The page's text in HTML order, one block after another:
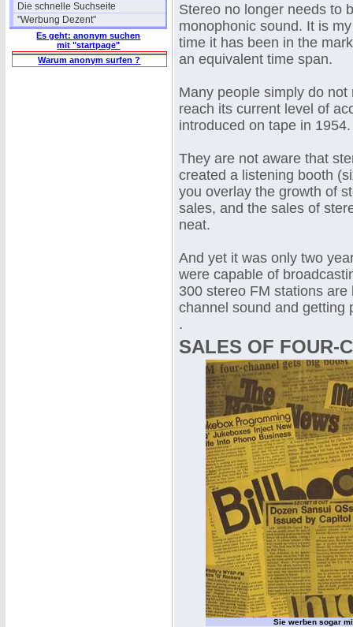
Die schnelle Suchseite
"Werbung Dezent"
Es geht: anonym suchen
mit "startpage"
Warum anonym surfen ?
Stereo no longer needs to
monophonic sound. It is
time it has been in the
an equivalent time span.
Many people simply do
reach its current level of
introduced on tape in 1954.
They are not aware that
created a listening booth
you overlay the growth of
sales, and the sales of
neat.
And yet it was only two
were capable of
300 stereo FM stations
channel sound and getting
.
SALES OF FOUR-
Sie werben sogar